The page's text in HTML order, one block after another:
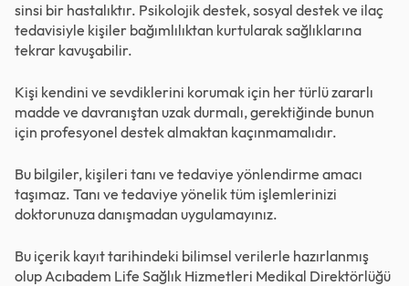
sinsi bir hastalıktır. Psikolojik destek, sosyal destek ve ilaç
tedavisiyle kişiler bağımlılıktan kurtularak sağlıklarına
tekrar kavuşabilir.
Kişi kendini ve sevdiklerini korumak için her türlü zararlı
madde ve davranıştan uzak durmalı, gerektiğinde bunun
için profesyonel destek almaktan kaçınmamalıdır.
Bu bilgiler, kişileri tanı ve tedaviye yönlendirme amacı
taşımaz. Tanı ve tedaviye yönelik tüm işlemlerinizi
doktorunuza danışmadan uygulamayınız.
Bu içerik kayıt tarihindeki bilimsel verilerle hazırlanmış
olup Acıbadem Life Sağlık Hizmetleri Medikal Direktörlüğü